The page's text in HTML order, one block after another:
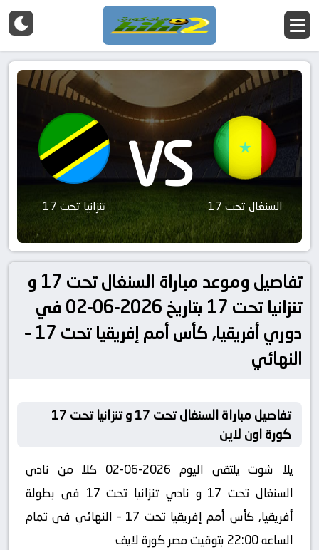
السنغال تحت 17 VS تنزانيا تحت 17
تفاصيل وموعد مباراة السنغال تحت 17 و
تنزانيا تحت 17 بتاريخ 2026-06-02 في
دوري أفريقيا, كأس أمم إفريقيا تحت 17 –
النهائي
تفاصيل مباراة السنغال تحت 17 و تنزانيا تحت 17
كورة اون لاين
يلا شوت يلتقى اليوم 2026-06-02 كلا من نادى
السنغال تحت 17 و نادي تنزانيا تحت 17 فى بطولة
أفريقيا, كأس أمم إفريقيا تحت 17 – النهائي فى تمام
الساعه 22:00 بتوقيت مصر كورة لايف